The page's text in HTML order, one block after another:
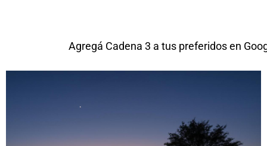
Agregá Cadena 3 a tus preferidos en